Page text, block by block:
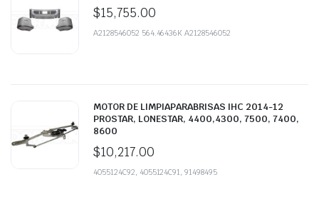
$15,755.00
A2128546052 564.46436K A2128546052
MOTOR DE LIMPIAPARABRISAS IHC 2014-12
PROSTAR, LONESTAR, 4400,4300, 7500, 7400,
8600
$10,217.00
4055124C92, 4055124C91, 91498495